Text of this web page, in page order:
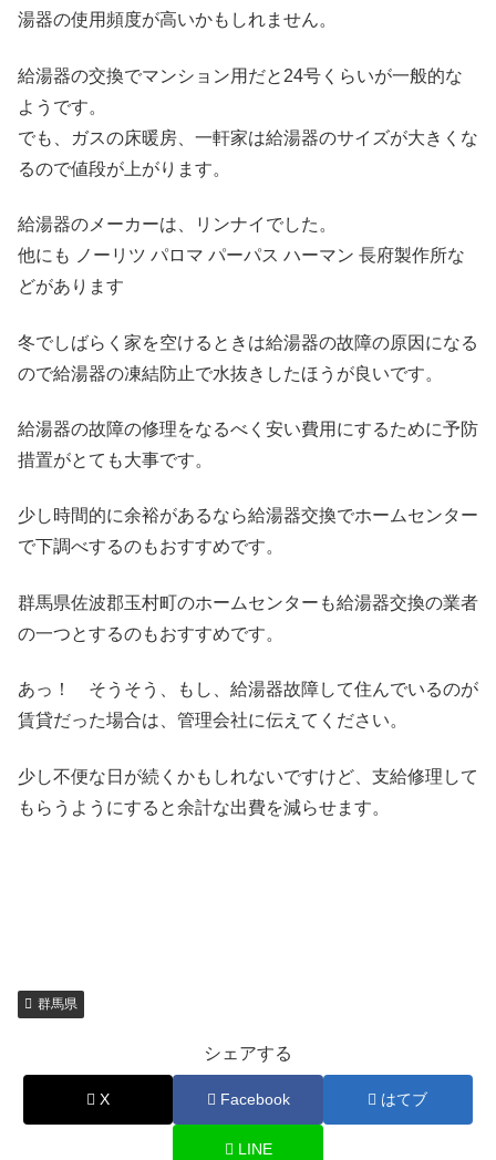
湯器の使用頻度が高いかもしれません。
給湯器の交換でマンション用だと24号くらいが一般的な
ようです。
でも、ガスの床暖房、一軒家は給湯器のサイズが大きくな
るので値段が上がります。
給湯器のメーカーは、リンナイでした。
他にも ノーリツ パロマ パーパス ハーマン 長府製作所な
どがあります
冬でしばらく家を空けるときは給湯器の故障の原因になる
ので給湯器の凍結防止で水抜きしたほうが良いです。
給湯器の故障の修理をなるべく安い費用にするために予防
措置がとても大事です。
少し時間的に余裕があるなら給湯器交換でホームセンター
で下調べするのもおすすめです。
群馬県佐波郡玉村町のホームセンターも給湯器交換の業者
の一つとするのもおすすめです。
あっ！ そうそう、もし、給湯器故障して住んでいるのが
賃貸だった場合は、管理会社に伝えてください。
少し不便な日が続くかもしれないですけど、支給修理して
もらうようにすると余計な出費を減らせます。
群馬県
シェアする
X Facebook はてブ
LINE